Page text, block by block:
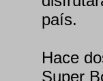
país.
Hace
Super